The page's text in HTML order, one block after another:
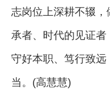
志岗位上深耕不辍
承者、时代的见证者
守好本职、笃行致
当。(高慧慧)